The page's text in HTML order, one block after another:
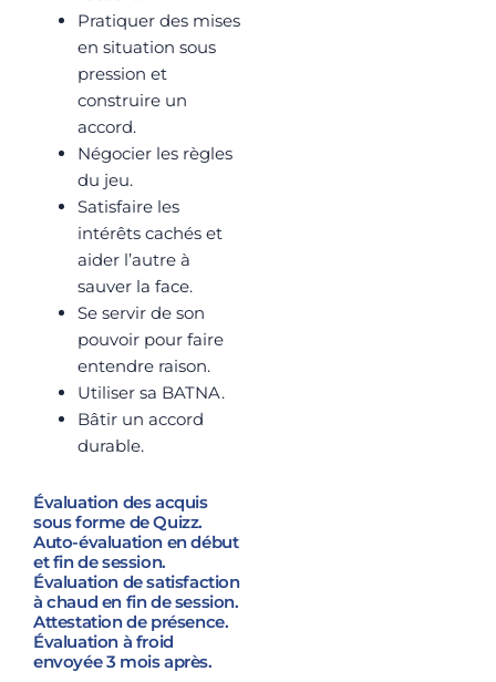
Pratiquer des mises
en situation sous
pression et
construire un
accord.
Négocier les règles
du jeu.
Satisfaire les
intérêts cachés et
aider l’autre à
sauver la face.
Se servir de son
pouvoir pour faire
entendre raison.
Utiliser sa BATNA.
Bâtir un accord
durable.
Évaluation des acquis
sous forme de Quizz.
Auto-évaluation en début
et fin de session.
Évaluation de satisfaction
à chaud en fin de session.
Attestation de présence.
Évaluation à froid
envoyée 3 mois après.